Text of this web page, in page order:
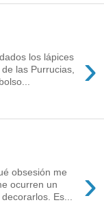
›
los lápices
las Purrucias,
›
obsesión me
ocurren un
Es...